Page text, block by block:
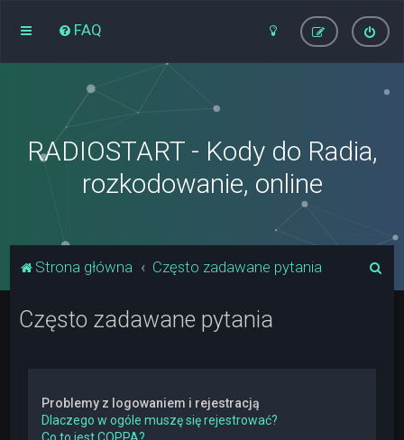
FAQ
RADIOSTART - Kody do Radia,
rozkodowanie, online
Strona główna Często zadawane pytania
Często zadawane pytania
Problemy z logowaniem i rejestracją
Dlaczego w ogóle muszę się rejestrować?